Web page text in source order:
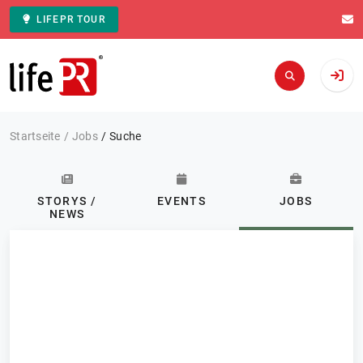
LIFEPR TOUR
Zur Startseite
Startseite Jobs Suche
STORYS /
NEWS
EVENTS JOBS